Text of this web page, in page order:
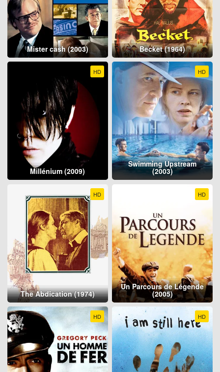
Mister cash (2003) Becket (1964)
HD
Millénium (2009)
HD
Swimming Upstream
(2003)
HD
The Abdication (1974)
HD
Un Parcours de Légende
(2005)
HD HD